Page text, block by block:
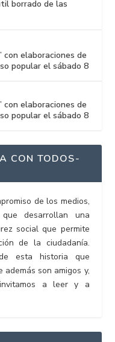
borrado de las
con elaboraciones de
popular el sábado 8
con elaboraciones de
popular el sábado 8
CON TODOS-
de los medios,
desarrollan una
social que permite
de la ciudadanía.
esta historia que
son amigos y,
a leer y a